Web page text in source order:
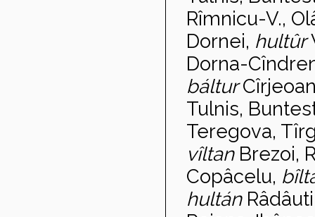
Rîmnicu-V.,
Dornei, hultûr
Dorna-
báltur
Tulnis,
Teregova,
vîltan Brezoi,
Copâcelu,
hultán